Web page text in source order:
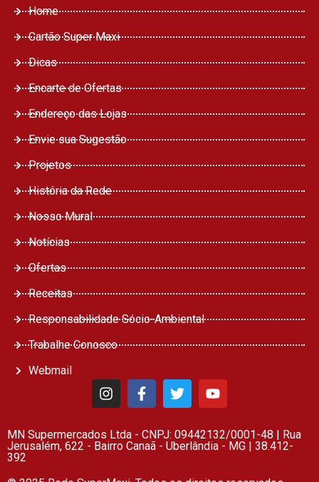
Home
Cartão Super Maxi
Dicas
Encarte de Ofertas
Endereço das Lojas
Envie sua Sugestão
Projetos
História da Rede
Nosso Mural
Notícias
Ofertas
Receitas
Responsabilidade Sócio-Ambiental
Trabalhe Conosco
Webmail
MN Supermercados Ltda - CNPJ: 09442132/0001-48 | Rua
Jerusalém, 622 - Bairro Canaã - Uberlândia - MG | 38.412-
392